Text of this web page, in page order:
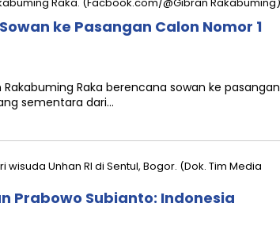
ke Pasangan Calon Nomor 1
Rakabuming Raka berencana sowan ke pasangan
sementara dari…
Prabowo Subianto: Indonesia